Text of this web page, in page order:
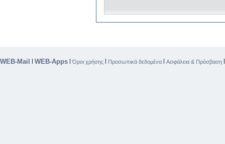
WEB-Mail | WEB-Apps |Όροι χρήσης | Προσωπικά δεδομένα | Ασφάλεια & Πρόσβαση